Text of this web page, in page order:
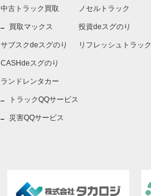
中古トラック買取
買取マックス
サブスクdeスグのり
CASHdeスグのり
ランドレンタカー
トラックQQサービス
災害QQサービス
ノセルトラック
投資deスグのり
リフレッシュトラック